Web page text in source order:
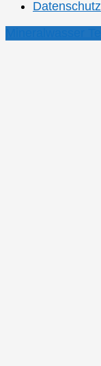
Datenschutz